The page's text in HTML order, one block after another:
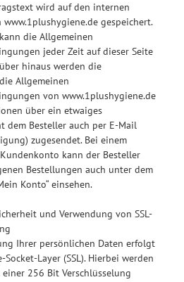
wird auf den internen
www.1plushygiene.de gespeichert.
die Allgemeinen
jeder Zeit auf dieser Seite
hinaus werden die
Allgemeinen
von www.1plushygiene.de
über ein etwaiges
dem Besteller auch per E-Mail
zugesendet. Bei einem
kann der Besteller
Bestellungen auch unter dem
Konto“ einsehen.
und Verwendung von SSL-
Ihrer persönlichen Daten erfolgt
Socket-Layer (SSL). Hierbei werden
256 Bit Verschlüsselung